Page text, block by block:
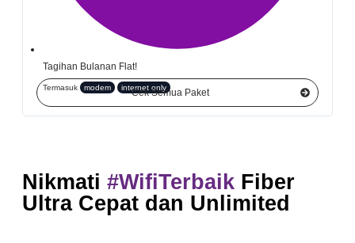
Tagihan Bulanan Flat!
Termasuk modem internet only
Cek Semua Paket
Nikmati #WifiTerbaik Fiber
Ultra Cepat dan Unlimited